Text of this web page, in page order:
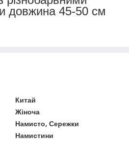
довжина 45-50 см
Китай
Жіноча
Намисто, Сережки
Намистини